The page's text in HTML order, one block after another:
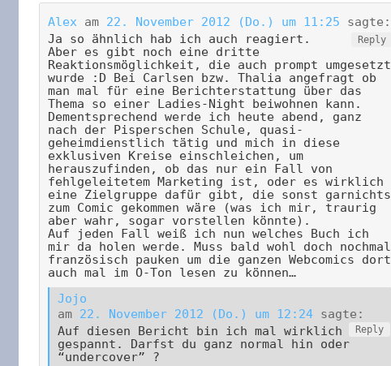
Alex am 22. November 2012 (Do.) um 11:25 sagte:
Reply
Ja so ähnlich hab ich auch reagiert.
Aber es gibt noch eine dritte
Reaktionsmöglichkeit, die auch prompt umgesetzt
wurde :D Bei Carlsen bzw. Thalia angefragt ob
man mal für eine Berichterstattung über das
Thema so einer Ladies-Night beiwohnen kann.
Dementsprechend werde ich heute abend, ganz
nach der Pisperschen Schule, quasi-
geheimdienstlich tätig und mich in diese
exklusiven Kreise einschleichen, um
herauszufinden, ob das nur ein Fall von
fehlgeleitetem Marketing ist, oder es wirklich
eine Zielgruppe dafür gibt, die sonst garnichts
zum Comic gekommen wäre (was ich mir, traurig
aber wahr, sogar vorstellen könnte).
Auf jeden Fall weiß ich nun welches Buch ich
mir da holen werde. Muss bald wohl doch nochmal
französisch pauken um die ganzen Webcomics dort
auch mal im O-Ton lesen zu können…
Jojo
am 22. November 2012 (Do.) um 12:24 sagte:
Reply
Auf diesen Bericht bin ich mal wirklich
gespannt. Darfst du ganz normal hin oder
“undercover” ?